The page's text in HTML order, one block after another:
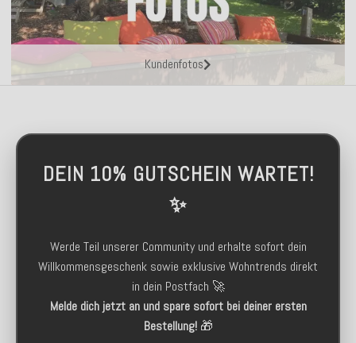
Kundenfotos
DEIN 10% GUTSCHEIN WARTET!
✨
Werde Teil unserer Community und erhalte sofort dein
Willkommensgeschenk sowie exklusive Wohntrends direkt
in dein Postfach 🚀
Melde dich jetzt an und spare sofort bei deiner ersten
Bestellung!🎁